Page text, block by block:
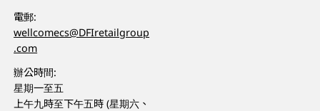
電郵:
wellcomecs@DFIretailgroup
.com
辦公時間:
星期一至五
上午九時至下午五時 (星期六、